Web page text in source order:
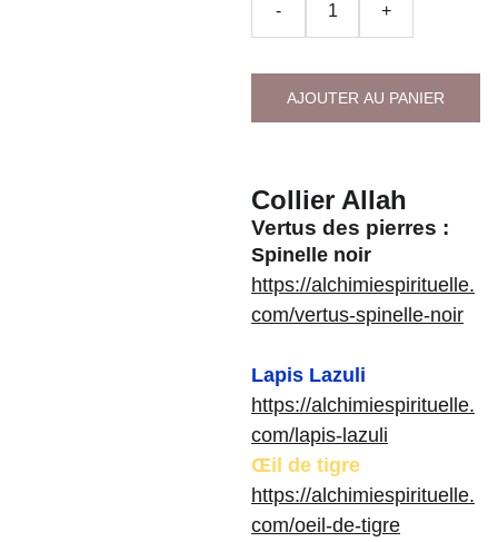
- +
AJOUTER AU PANIER
Collier Allah
Vertus des pierres :
Spinelle noir
https://alchimiespirituelle.
com/vertus-spinelle-noir
Lapis Lazuli
https://alchimiespirituelle.
com/lapis-lazuli
Œil de tigre
https://alchimiespirituelle.
com/oeil-de-tigre